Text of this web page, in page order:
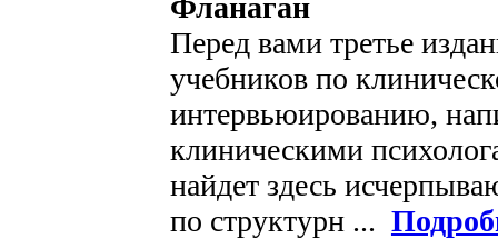
Перед вами третье
учебников по
интервьюированию,
клиническими
найдет здесь
по структурн ...